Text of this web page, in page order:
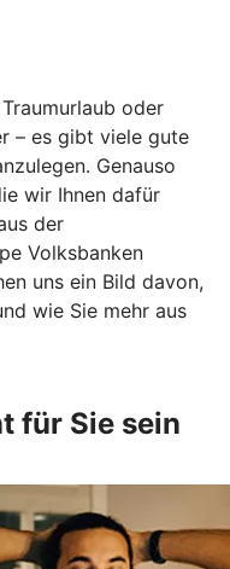
oder
– es gibt viele gute
Genauso
wir Ihnen dafür
der
Volksbanken
uns ein Bild davon,
wie Sie mehr aus
für Sie sein